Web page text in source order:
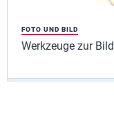
FOTO UND BILD
Werkzeuge zur